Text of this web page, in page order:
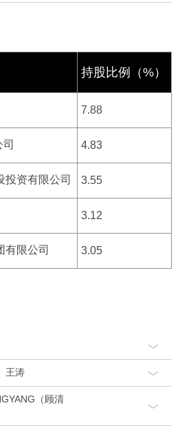
持股比例（%）
7.88
4.83
投资有限公司 3.55
3.12
有限公司 3.05
王涛
（顾清